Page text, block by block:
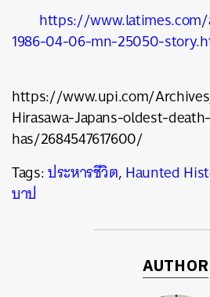
https://
1986-04-06-mn-25050-
https://www.upi.com/
Hirasawa-Japans-oldest-
has/2684547617600/
Tags:ประหารชีวิต,Haunted
บาป
AUTHOR